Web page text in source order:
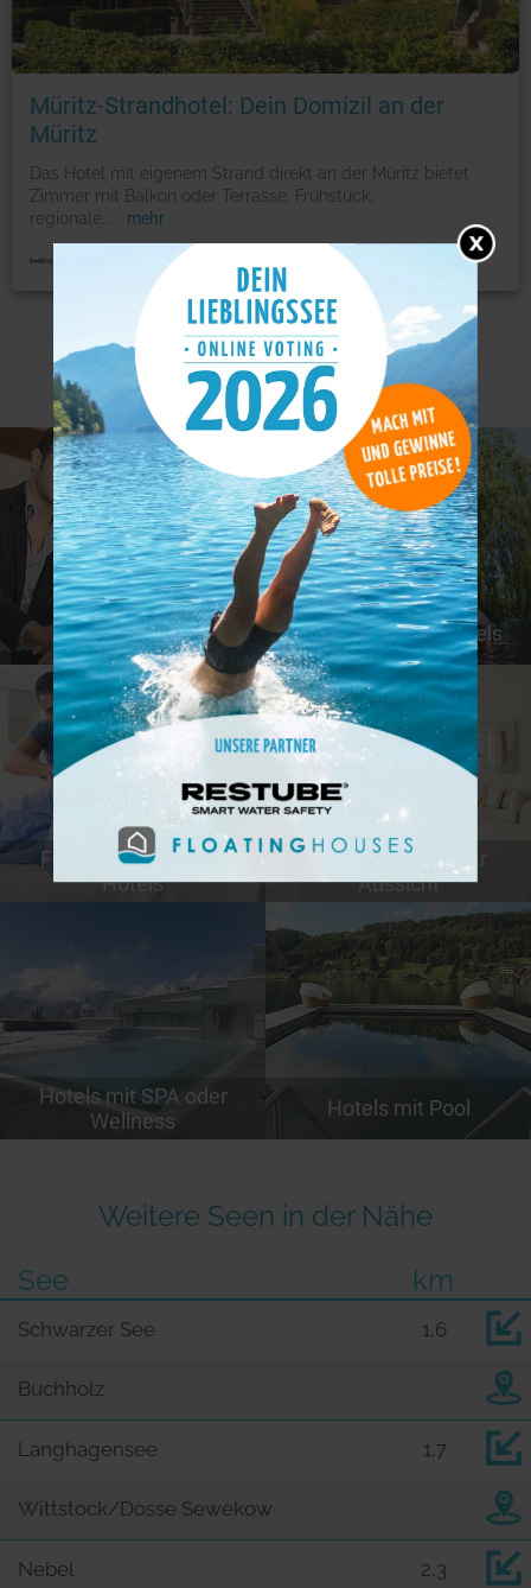
Müritz-Strandhotel: Dein Domizil an der
Müritz
Das Hotel mit eigenem Strand direkt an der Müritz bietet
Zimmer mit Balkon oder Terrasse, Frühstück,
regionale
mehr
Weitere Angebote
Günstige Hotels Tierfreundliche Hotels
Familienfreundliche
Hotels
Hotels mit schöner
Aussicht
Hotels mit SPA oder
Wellness
Hotels mit Pool
Weitere Seen in der Nähe
See
km
Schwarzer See 1,6
Buchholz
Langhagensee 1,7
Wittstock/Dosse Sewekow
Nebel 2,3